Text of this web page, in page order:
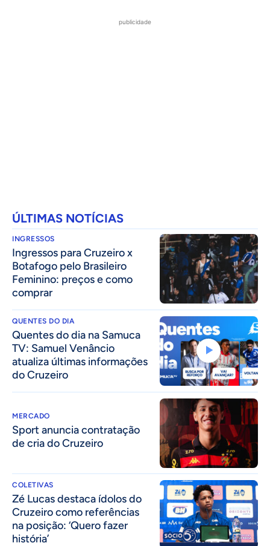
publicidade
ÚLTIMAS NOTÍCIAS
INGRESSOS
Ingressos para Cruzeiro x
Botafogo pelo Brasileiro
Feminino: preços e como
comprar
QUENTES DO DIA
Quentes do dia na Samuca
TV: Samuel Venâncio
atualiza últimas informações
do Cruzeiro
MERCADO
Sport anuncia contratação
de cria do Cruzeiro
COLETIVAS
Zé Lucas destaca ídolos do
Cruzeiro como referências
na posição: ‘Quero fazer
história’